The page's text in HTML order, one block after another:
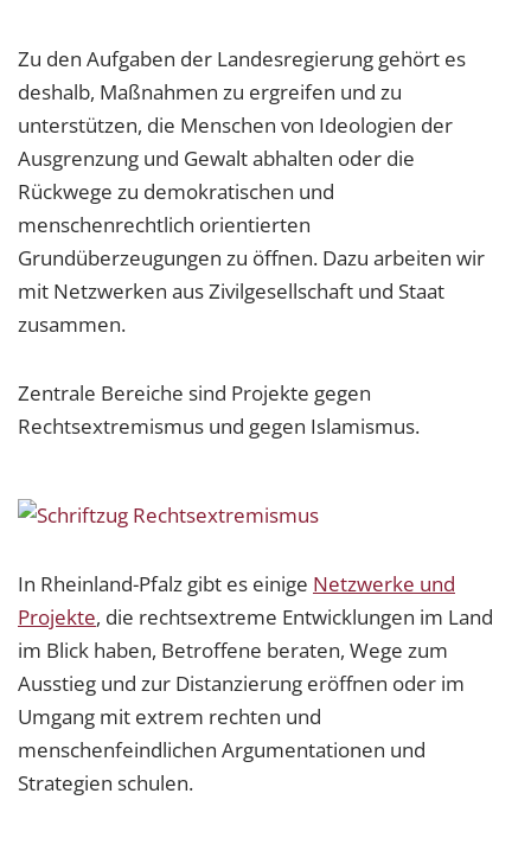
Zu den Aufgaben der Landesregierung gehört es
deshalb, Maßnahmen zu ergreifen und zu
unterstützen, die Menschen von Ideologien der
Ausgrenzung und Gewalt abhalten oder die
Rückwege zu demokratischen und
menschenrechtlich orientierten
Grundüberzeugungen zu öffnen. Dazu arbeiten wir
mit Netzwerken aus Zivilgesellschaft und Staat
zusammen.
Zentrale Bereiche sind Projekte gegen
Rechtsextremismus und gegen Islamismus.
In Rheinland-Pfalz gibt es einige Netzwerke und
Projekte, die rechtsextreme Entwicklungen im Land
im Blick haben, Betroffene beraten, Wege zum
Ausstieg und zur Distanzierung eröffnen oder im
Umgang mit extrem rechten und
menschenfeindlichen Argumentationen und
Strategien schulen.